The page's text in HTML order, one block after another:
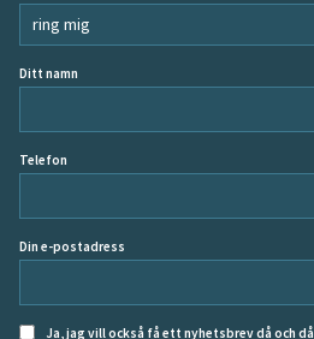
Ditt namn
Telefon
Din e-postadress
Ja, jag vill också få ett nyhetsbrev då och då